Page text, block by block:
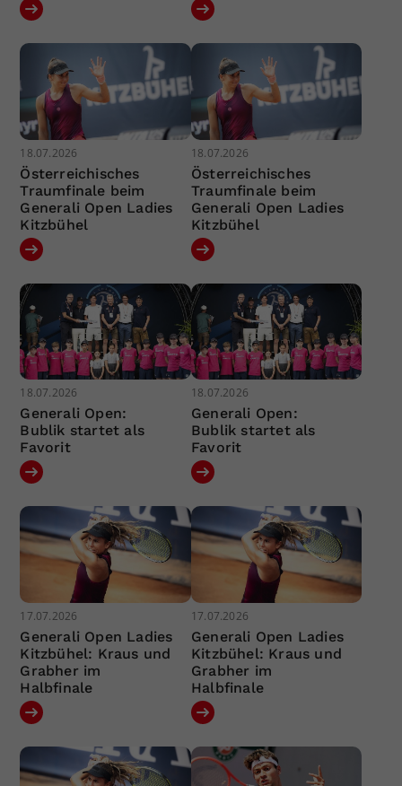
18.07.2026
Österreichisches
Traumfinale beim
Generali Open Ladies
Kitzbühel
18.07.2026
Österreichisches
Traumfinale beim
Generali Open Ladies
Kitzbühel
18.07.2026
Generali Open:
Bublik startet als
Favorit
18.07.2026
Generali Open:
Bublik startet als
Favorit
17.07.2026
Generali Open Ladies
Kitzbühel: Kraus und
Grabher im
Halbfinale
17.07.2026
Generali Open Ladies
Kitzbühel: Kraus und
Grabher im
Halbfinale